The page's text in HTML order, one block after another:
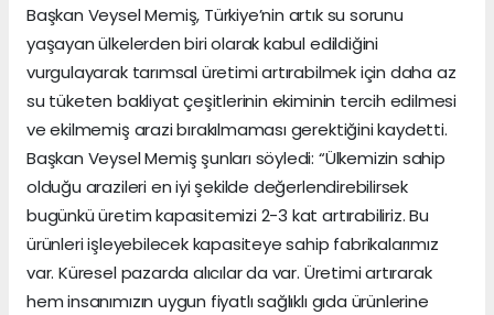
Başkan Veysel Memiş, Türkiye’nin artık su sorunu
yaşayan ülkelerden biri olarak kabul edildiğini
vurgulayarak tarımsal üretimi artırabilmek için daha az
su tüketen bakliyat çeşitlerinin ekiminin tercih edilmesi
ve ekilmemiş arazi bırakılmaması gerektiğini kaydetti.
Başkan Veysel Memiş şunları söyledi: “Ülkemizin sahip
olduğu arazileri en iyi şekilde değerlendirebilirsek
bugünkü üretim kapasitemizi 2-3 kat artırabiliriz. Bu
ürünleri işleyebilecek kapasiteye sahip fabrikalarımız
var. Küresel pazarda alıcılar da var. Üretimi artırarak
hem insanımızın uygun fiyatlı sağlıklı gıda ürünlerine